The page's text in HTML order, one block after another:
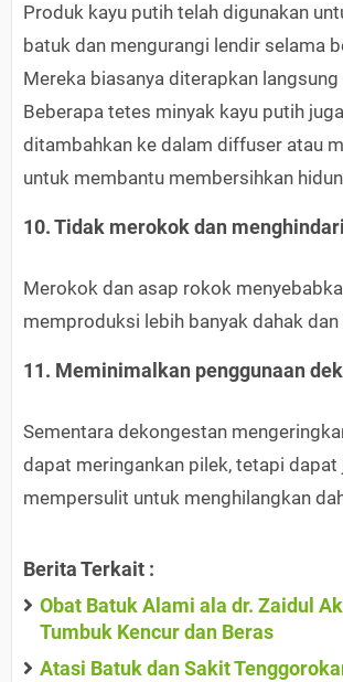
Produk kayu putih telah digunakan
batuk dan mengurangi lendir selama
Mereka biasanya diterapkan langsung
Beberapa tetes minyak kayu putih
ditambahkan ke dalam diffuser atau
untuk membantu membersihkan
10. Tidak merokok dan
Merokok dan asap rokok
memproduksi lebih banyak dahak dan
11. Meminimalkan penggunaan
Sementara dekongestan
dapat meringankan pilek, tetapi dapat
mempersulit untuk menghilangkan
Berita Terkait :
Obat Batuk Alami ala dr. Zaidul
Tumbuk Kencur dan Beras
Atasi Batuk dan Sakit